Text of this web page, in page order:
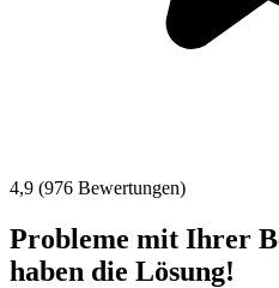
4,9 (976 Bewertungen)
Probleme mit Ihrer
haben die Lösung!